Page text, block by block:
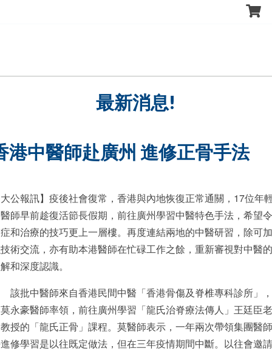
最新消息!
港中醫師赴廣州 進修正骨手法
公報訊】疫後社會復常，香港與內地恢復正常通關，17位年
師早前趁復活節長假期，前往廣州學習中醫特色手法，希望令
和治療的技巧更上一層樓。再度連結兩地的中醫研習，除可加
術交流，亦有助本港醫師在忙碌工作之餘，重新審視對中醫的
和深度認識。
中醫師來自香港民間中醫「香港骨傷及脊椎專科診所」，
永豪醫師率領，前往廣州學習「龍氏治脊療法傳人」王廷臣老
授的「龍氏正骨」課程。莫醫師表示，一年兩次帶領集團醫師
修學習是以往既定做法，但在三年疫情期間中斷。以往會邀請